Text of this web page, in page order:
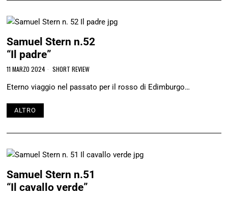
Samuel Stern n.52
“Il padre”
11 MARZO 2024 SHORT REVIEW
Eterno viaggio nel passato per il rosso di Edimburgo…
ALTRO
Samuel Stern n.51
“Il cavallo verde”